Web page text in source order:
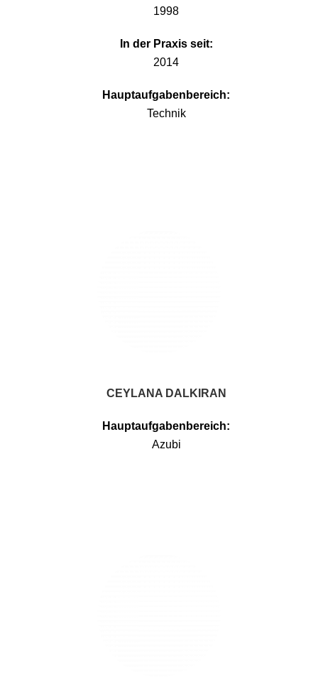
1998
In der Praxis seit:
2014
Hauptaufgabenbereich:
Technik
CEYLANA DALKIRAN
Hauptaufgabenbereich:
Azubi